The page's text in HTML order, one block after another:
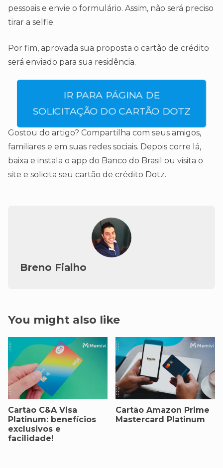
pessoais e envie o formulário. Assim, não será preciso
tirar a selfie.
Por fim, aprovada sua proposta o cartão de crédito
será enviado para sua residência.
IR PARA PÁGINA DE
SOLICITAÇÃO DO CARTÃO DOTZ
Gostou do artigo? Compartilha com seus amigos,
familiares e em suas redes sociais. Depois corre lá,
baixa e instala o app do Banco do Brasil ou visita o
site e solicita seu cartão de crédito Dotz.
Breno Fialho
You might also like
Cartão C&A Visa
Platinum: benefícios
exclusivos e
facilidade!
Cartão Amazon Prime
Mastercard Platinum